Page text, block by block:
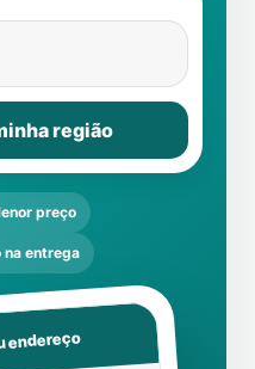
região
preço
na entrega
endereço